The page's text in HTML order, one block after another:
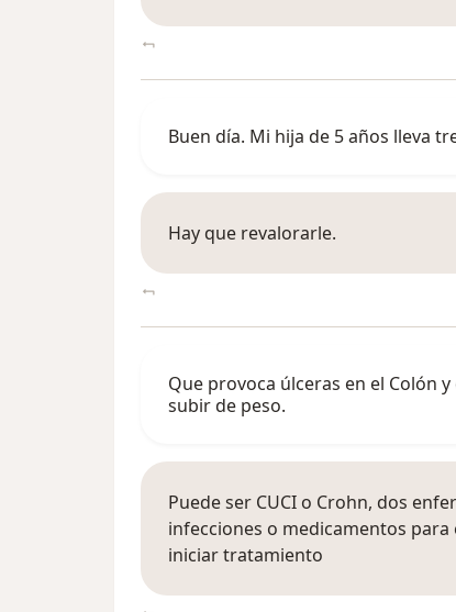
Buen día. Mi hija de 5 años lleva
Hay que revalorarle.
Que provoca úlceras en el Colón
subir de peso.
Puede ser CUCI o Crohn, dos
infecciones o medicamentos
iniciar tratamiento